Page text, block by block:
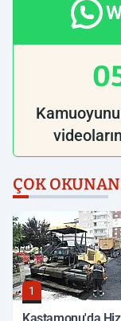
ÇOK
1
Kastamonu'da